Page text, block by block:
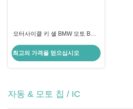
모터사이클 키 셸 BMW 모토 Bmw
최고의 가격을 얻으십시오
자동 & 모토 칩 / IC